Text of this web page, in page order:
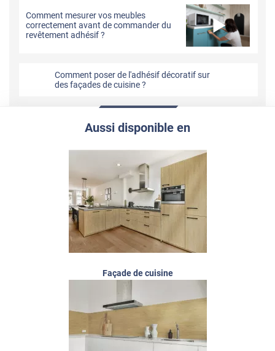
Comment mesurer vos meubles
correctement avant de commander du
revêtement adhésif ?
Comment poser de l'adhésif décoratif sur
des façades de cuisine ?
Aussi disponible en
Façade de cuisine